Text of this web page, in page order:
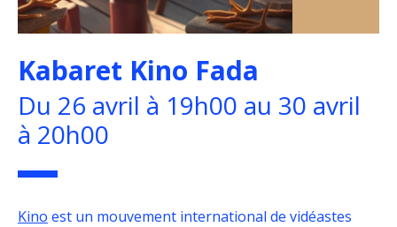
Kabaret Kino Fada
Du 26 avril à 19h00 au 30 avril
à 20h00
Kino est un mouvement international de vidéastes